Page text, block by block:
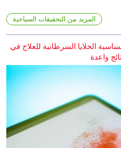
المزيد من التحقيقات السياحية
الخلايا السرطانية للعلاج في
واعدة